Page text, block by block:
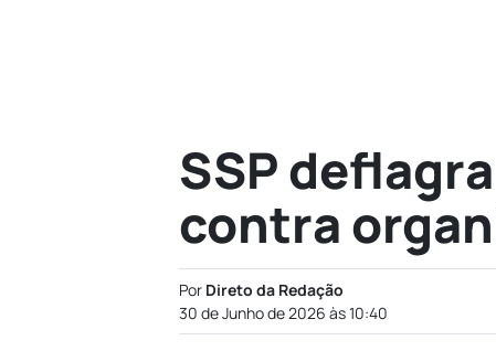
SSP
contra
Por Direto da Redação
30 de Junho de 2026 às 10:40